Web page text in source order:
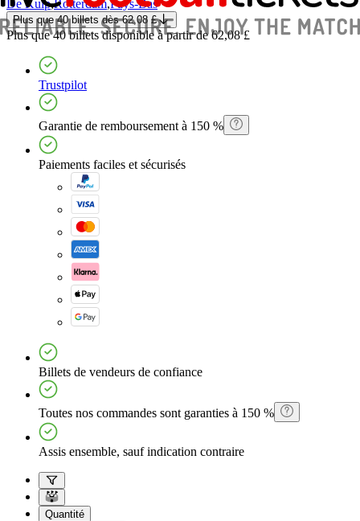
De Kuip,Rotterdam,Pays-Bas
Plus que 40 billets dès62,08 £
Plus que 40 billetsdisponible à partir de62,08 £
Trustpilot
Garantie de remboursement à 150 %
Paiements faciles et sécurisés
Billets de vendeurs de confiance
Toutes nos commandes sont garanties à 150 %
Assis ensemble, sauf indication contraire
Quantité